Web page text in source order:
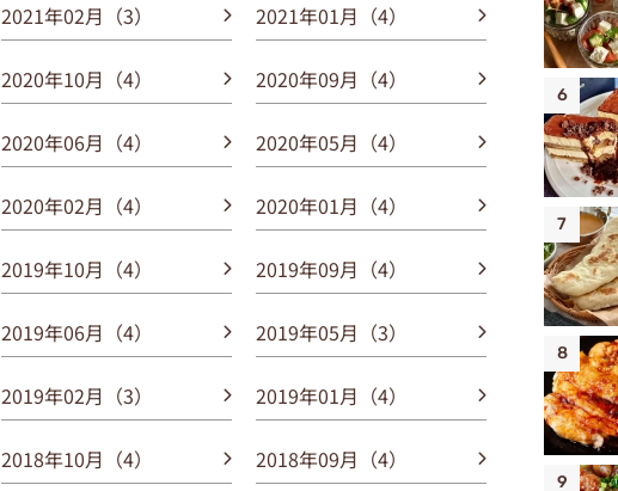
2021年02月（3） 2021年01月（4）
2020年10月（4） 2020年09月（4）
2020年06月（4） 2020年05月（4）
2020年02月（4） 2020年01月（4）
2019年10月（4） 2019年09月（4）
2019年06月（4） 2019年05月（3）
2019年02月（3） 2019年01月（4）
2018年10月（4） 2018年09月（4）